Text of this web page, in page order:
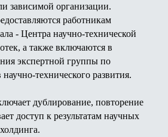
зависимой организации.
работникам
- Центра научно-технической
а также включаются в
экспертной группы по
технического развития.
дублирование, повторение
доступ к результатам научных